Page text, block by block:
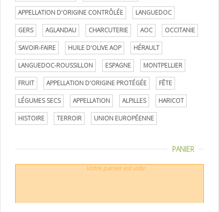
APPELLATION D'ORIGINE CONTRÔLÉE LANGUEDOC
GERS AGLANDAU CHARCUTERIE AOC OCCITANIE
SAVOIR-FAIRE HUILE D'OLIVE AOP HÉRAULT
LANGUEDOC-ROUSSILLON ESPAGNE MONTPELLIER
FRUIT APPELLATION D'ORIGINE PROTÉGÉE FÊTE
LÉGUMES SECS APPELLATION ALPILLES HARICOT
HISTOIRE TERROIR UNION EUROPÉENNE
PANIER
Votre panier est vide.